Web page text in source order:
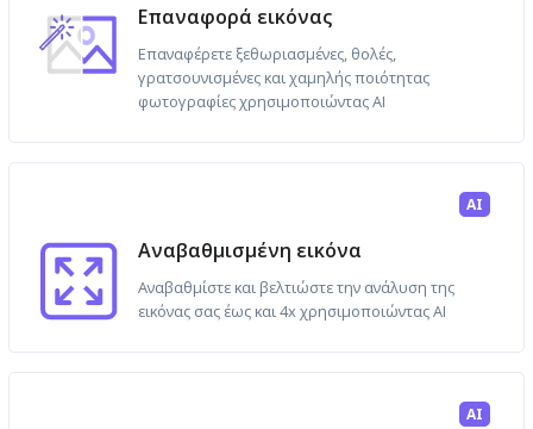
Επαναφορά εικόνας
Επαναφέρετε ξεθωριασμένες, θολές,
γρατσουνισμένες και χαμηλής ποιότητας
φωτογραφίες χρησιμοποιώντας AI
AI
Αναβαθμισμένη εικόνα
Αναβαθμίστε και βελτιώστε την ανάλυση της
εικόνας σας έως και 4x χρησιμοποιώντας AI
AI